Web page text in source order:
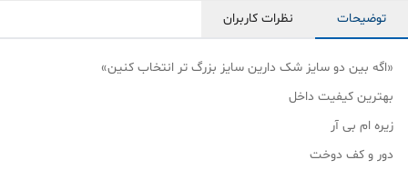
توضیحات نظرات کاربران
«اگه بین دو سایز شک‌ دارین سایز بزرگ تر انتخاب کنین»
بهترین کیفیت داخل
زیره ام بی آر
دور و کف دوخت